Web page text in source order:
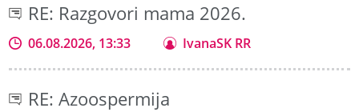
RE: Razgovori mama 2026.
06.08.2026, 13:33 IvanaSK RR
RE: Azoospermija